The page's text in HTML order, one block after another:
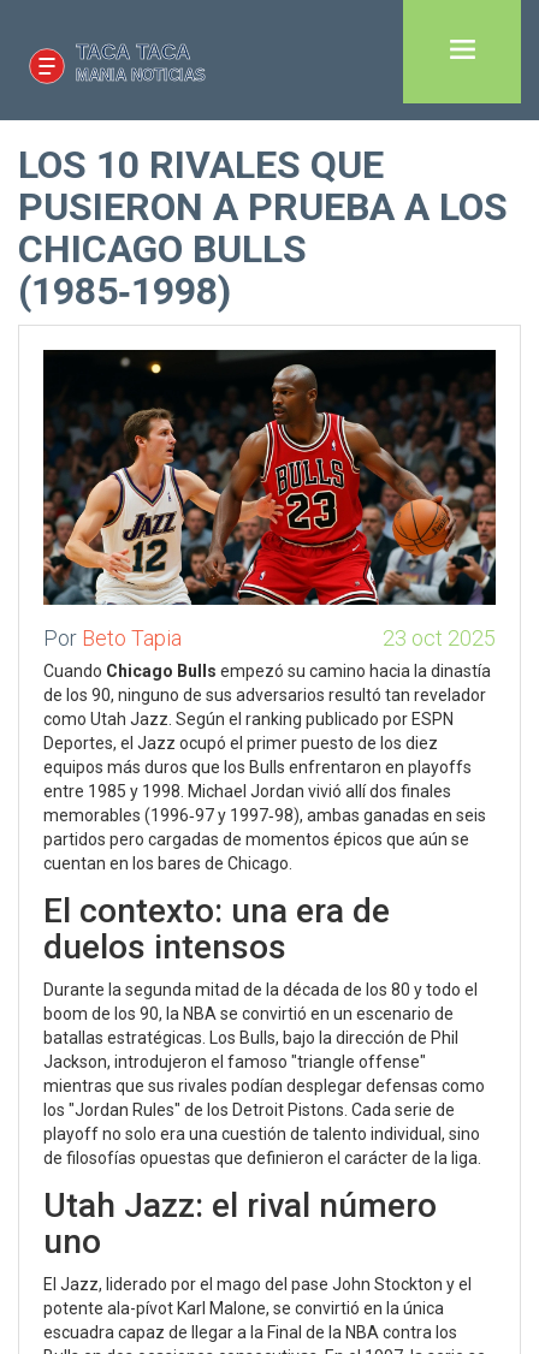
LOS 10 RIVALES QUE
PUSIERON A PRUEBA A LOS
CHICAGO BULLS
(1985‑1998)
Por Beto Tapia 23 oct 2025
Cuando Chicago Bulls empezó su camino hacia la dinastía
de los 90, ninguno de sus adversarios resultó tan revelador
como Utah Jazz . Según el ranking publicado por ESPN
Deportes, el Jazz ocupó el primer puesto de los diez
equipos más duros que los Bulls enfrentaron en playoffs
entre 1985 y 1998. Michael Jordan vivió allí dos finales
memorables (1996‑97 y 1997‑98), ambas ganadas en seis
partidos pero cargadas de momentos épicos que aún se
cuentan en los bares de Chicago.
El contexto: una era de
duelos intensos
Durante la segunda mitad de la década de los 80 y todo el
boom de los 90, la NBA se convirtió en un escenario de
batallas estratégicas. Los Bulls, bajo la dirección de Phil
Jackson, introdujeron el famoso "triangle offense"
mientras que sus rivales podían desplegar defensas como
los "Jordan Rules" de los Detroit Pistons . Cada serie de
playoff no solo era una cuestión de talento individual, sino
de filosofías opuestas que definieron el carácter de la liga.
Utah Jazz: el rival número
uno
El Jazz, liderado por el mago del pase John Stockton y el
potente ala-pívotKarl Malone, se convirtió en la única
escuadra capaz de llegar a la Final de la NBA contra los